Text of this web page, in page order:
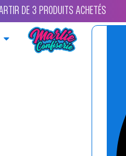
DE 3 PRODUITS ACHETÉS